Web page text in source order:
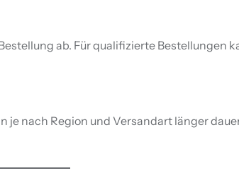
ab. Für qualifizierte Bestellungen
nach Region und Versandart länger